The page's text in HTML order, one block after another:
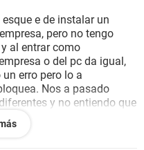
e de instalar un
pero no tengo
al entrar como
o del pc da igual,
erro pero lo a
Nos a pasado
y no entiendo que
tan amable...